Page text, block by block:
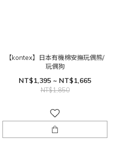
【kontex】日本有機棉安撫玩偶熊/
玩偶狗
NT$1,395 ~ NT$1,665
NT$1,850